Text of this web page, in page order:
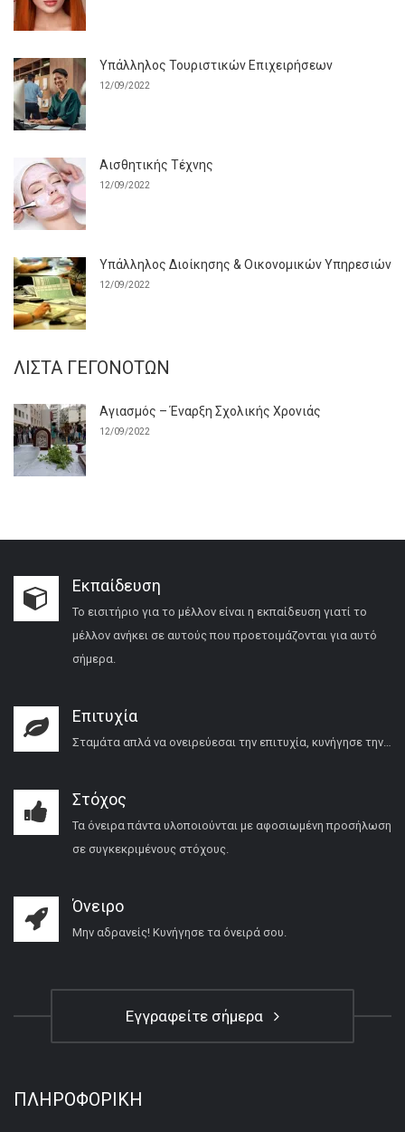
Υπάλληλος Τουριστικών Επιχειρήσεων
12/09/2022
Αισθητικής Τέχνης
12/09/2022
Υπάλληλος Διοίκησης & Οικονομικών Υπηρεσιών
12/09/2022
ΛΊΣΤΑ ΓΕΓΟΝΌΤΩΝ
Αγιασμός – Έναρξη Σχολικής Χρονιάς
12/09/2022
Εκπαίδευση
Το εισιτήριο για το μέλλον είναι η εκπαίδευση γιατί το
μέλλον ανήκει σε αυτούς που προετοιμάζονται για αυτό
σήμερα.
Επιτυχία
Σταμάτα απλά να ονειρεύεσαι την επιτυχία, κυνήγησε την…
Στόχος
Τα όνειρα πάντα υλοποιούνται με αφοσιωμένη προσήλωση
σε συγκεκριμένους στόχους.
Όνειρο
Μην αδρανείς! Κυνήγησε τα όνειρά σου.
Εγγραφείτε σήμερα
ΠΛΗΡΟΦΟΡΙΚΉ